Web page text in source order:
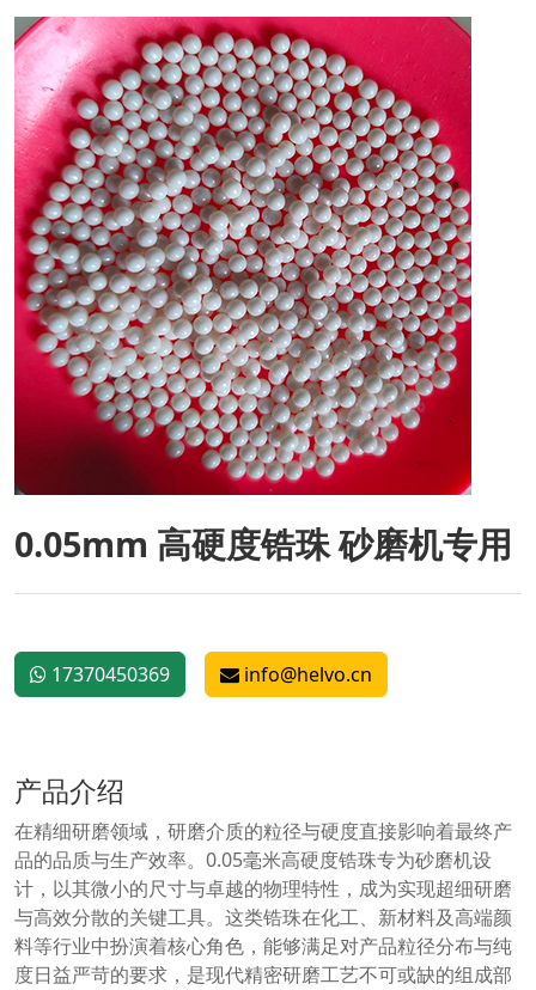
0.05mm 高硬度锆珠 砂磨机专用
17370450369 info@helvo.cn
产品介绍
在精细研磨领域，研磨介质的粒径与硬度直接影响着最终产
品的品质与生产效率。0.05毫米高硬度锆珠专为砂磨机设
计，以其微小的尺寸与卓越的物理特性，成为实现超细研磨
与高效分散的关键工具。这类锆珠在化工、新材料及高端颜
料等行业中扮演着核心角色，能够满足对产品粒径分布与纯
度日益严苛的要求，是现代精密研磨工艺不可或缺的组成部